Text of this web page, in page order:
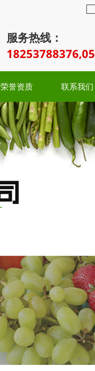
服务热线：
荣誉资质 联系我们